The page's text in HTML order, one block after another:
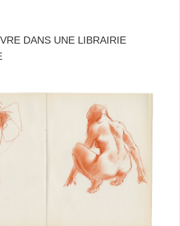
DANS UNE LIBRAIRIE